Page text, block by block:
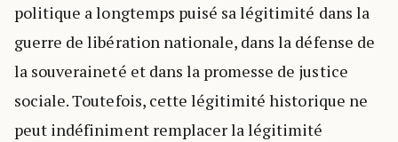
politique a longtemps puisé sa légitimité dans la
guerre de libération nationale, dans la défense de
la souveraineté et dans la promesse de justice
sociale. Toutefois, cette légitimité historique ne
peut indéfiniment remplacer la légitimité